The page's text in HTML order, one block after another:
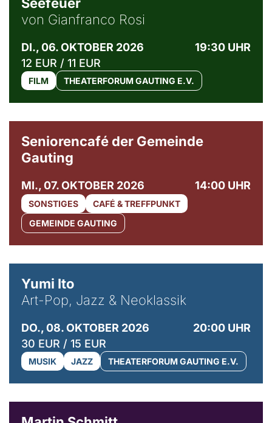
von Gianfranco Rosi
DI., 06. OKTOBER 2026
19:30 UHR
12 EUR / 11 EUR
FILM THEATERFORUM GAUTING E.V.
Seniorencafé der Gemeinde
Gauting
MI., 07. OKTOBER 2026 14:00 UHR
SONSTIGES
CAFÉ & TREFFPUNKT
GEMEINDE GAUTING
Yumi Ito
Art-Pop, Jazz & Neoklassik
DO., 08. OKTOBER 2026
20:00 UHR
30 EUR / 15 EUR
MUSIK JAZZ THEATERFORUM GAUTING E.V.